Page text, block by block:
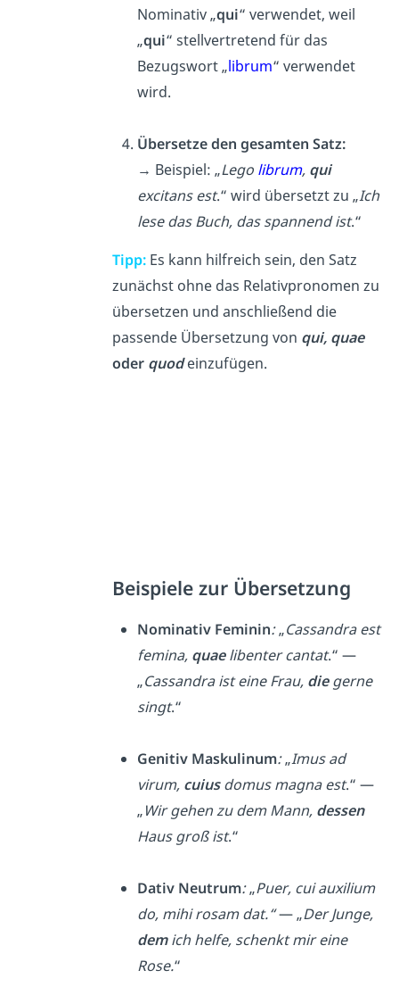
Nominativ „qui“ verwendet, weil
„qui“ stellvertretend für das
Bezugswort „librum“ verwendet
wird.
Übersetze den gesamten Satz:
→ Beispiel: „Legolibrum, qui
excitans est.“ wird übersetzt zu „Ich
lese das Buch, das spannend ist.“
Tipp:Es kann hilfreich sein, den Satz
zunächst ohne das Relativpronomen zu
übersetzen und anschließend die
passende Übersetzung von qui, quae
oder quodeinzufügen.
Beispiele zur Übersetzung
Nominativ Feminin:„Cassandra est
femina, quaelibenter cantat.“ —
„Cassandra ist eine Frau, diegerne
singt.“
Genitiv Maskulinum:„Imus ad
virum, cuiusdomus magna est.“ —
„Wir gehen zu dem Mann, dessen
Haus groß ist.“
Dativ Neutrum:„Puer, cui auxilium
do, mihi rosam dat.“— „Der Junge,
demich helfe, schenkt mir eine
Rose.“